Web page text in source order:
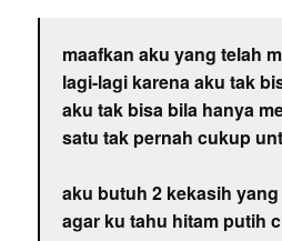
maafkan aku yang telah
lagi-lagi karena aku tak
aku tak bisa bila hanya
satu tak pernah cukup
aku butuh 2 kekasih
agar ku tahu hitam putih